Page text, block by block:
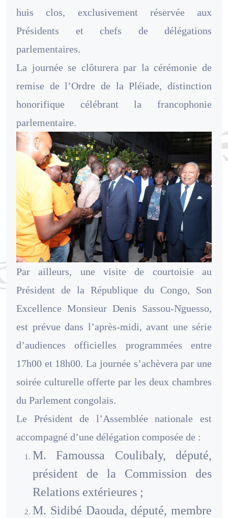
huis clos, exclusivement réservée aux
Présidents et chefs de délégations
parlementaires.
La journée se clôturera par la cérémonie de
remise de l’Ordre de la Pléiade, distinction
honorifique célébrant la francophonie
parlementaire.
Par ailleurs, une visite de courtoisie au
Président de la République du Congo, Son
Excellence Monsieur Denis Sassou-Nguesso,
est prévue dans l’après-midi, avant une série
d’audiences officielles programmées entre
17h00 et 18h00. La journée s’achèvera par une
soirée culturelle offerte par les deux chambres
du Parlement congolais.
Le Président de l’Assemblée nationale est
accompagné d’une délégation composée de :
M. Famoussa Coulibaly, député,
président de la Commission des
Relations extérieures ;
M. Sidibé Daouda, député, membre